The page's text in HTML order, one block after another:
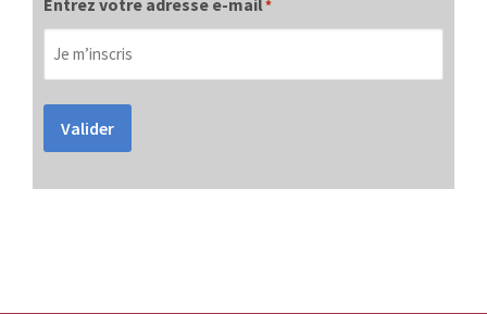
*
Valider